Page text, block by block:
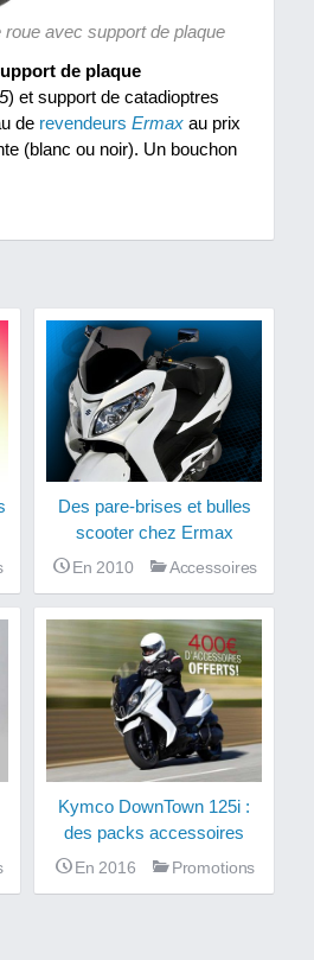
avec support de plaque
de plaque
) et support de catadioptres
de revendeurs Ermax au prix
(blanc ou noir). Un bouchon
Des pare-brises et bulles
scooter chez Ermax
En 2010 Accessoires
Kymco DownTown 125i :
des packs accessoires
En 2016 Promotions